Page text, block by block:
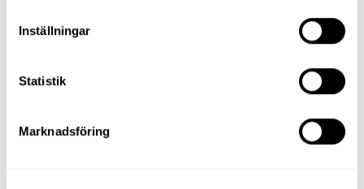
Inställningar
Statistik
Marknadsföring
Bäddsoffor
Clubfåtöljer